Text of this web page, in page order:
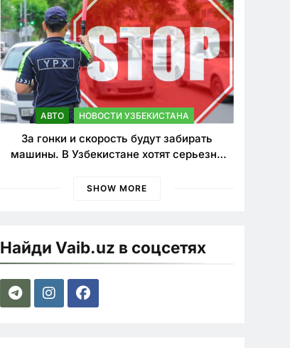
АВТО НОВОСТИ УЗБЕКИСТАНА
За гонки и скорость будут забирать
машины. В Узбекистане хотят серьезно
SHOW MORE
Найди Vaib.uz в соцсетях